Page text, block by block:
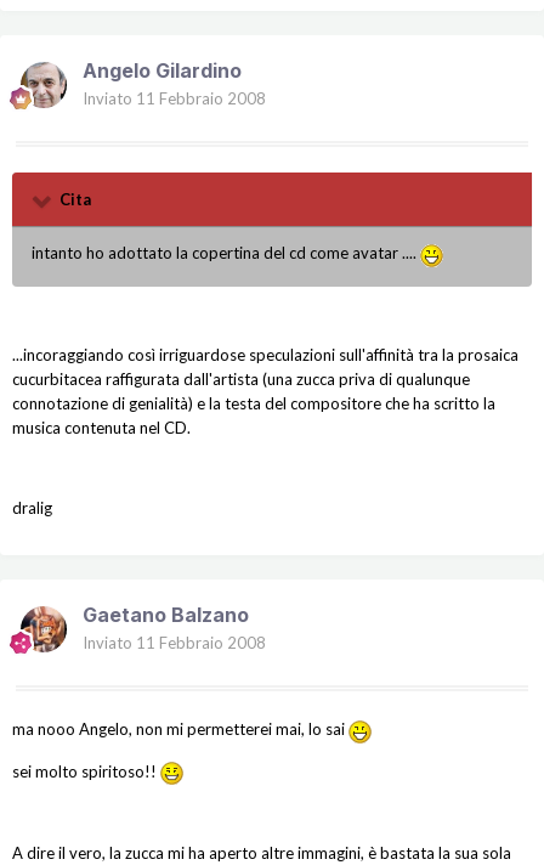
Angelo Gilardino
Inviato 11 Febbraio 2008
Cita
intanto ho adottato la copertina del cd come avatar ....
...incoraggiando così irriguardose speculazioni sull'affinità tra la prosaica
cucurbitacea raffigurata dall'artista (una zucca priva di qualunque
connotazione di genialità) e la testa del compositore che ha scritto la
musica contenuta nel CD.
dralig
Gaetano Balzano
Inviato 11 Febbraio 2008
ma nooo Angelo, non mi permetterei mai, lo sai
sei molto spiritoso!!
A dire il vero, la zucca mi ha aperto altre immagini, è bastata la sua sola